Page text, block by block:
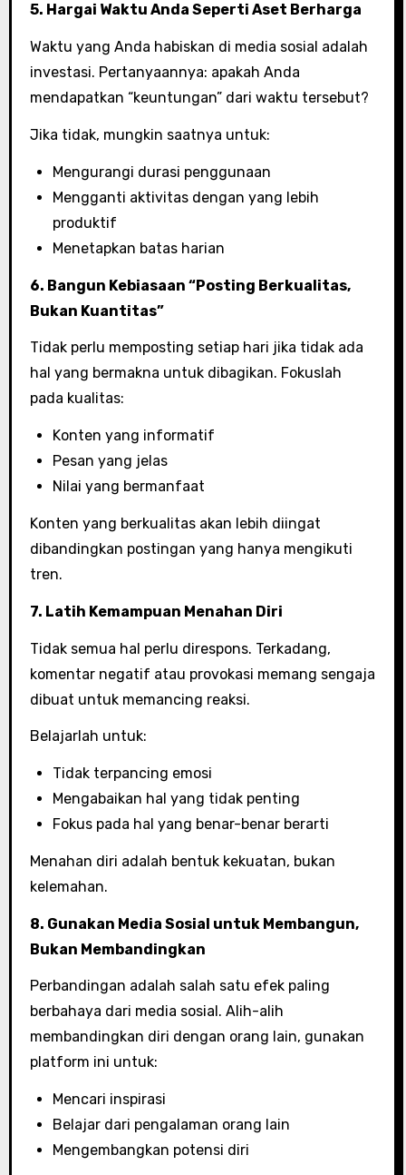
5. Hargai Waktu Anda Seperti Aset Berharga
Waktu yang Anda habiskan di media sosial adalah
investasi. Pertanyaannya: apakah Anda
mendapatkan “keuntungan” dari waktu tersebut?
Jika tidak, mungkin saatnya untuk:
Mengurangi durasi penggunaan
Mengganti aktivitas dengan yang lebih
produktif
Menetapkan batas harian
6. Bangun Kebiasaan “Posting Berkualitas,
Bukan Kuantitas”
Tidak perlu memposting setiap hari jika tidak ada
hal yang bermakna untuk dibagikan. Fokuslah
pada kualitas:
Konten yang informatif
Pesan yang jelas
Nilai yang bermanfaat
Konten yang berkualitas akan lebih diingat
dibandingkan postingan yang hanya mengikuti
tren.
7. Latih Kemampuan Menahan Diri
Tidak semua hal perlu direspons. Terkadang,
komentar negatif atau provokasi memang sengaja
dibuat untuk memancing reaksi.
Belajarlah untuk:
Tidak terpancing emosi
Mengabaikan hal yang tidak penting
Fokus pada hal yang benar-benar berarti
Menahan diri adalah bentuk kekuatan, bukan
kelemahan.
8. Gunakan Media Sosial untuk Membangun,
Bukan Membandingkan
Perbandingan adalah salah satu efek paling
berbahaya dari media sosial. Alih-alih
membandingkan diri dengan orang lain, gunakan
platform ini untuk:
Mencari inspirasi
Belajar dari pengalaman orang lain
Mengembangkan potensi diri